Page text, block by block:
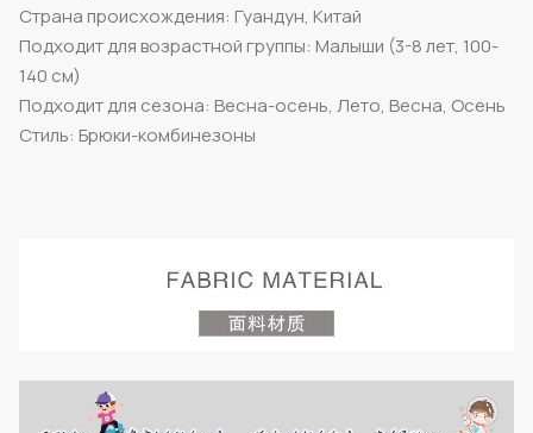
Страна происхождения: Гуандун, Китай
Подходит для возрастной группы: Малыши (3-8 лет, 100-
140 см)
Подходит для сезона: Весна-осень, Лето, Весна, Осень
Стиль: Брюки-комбинезоны